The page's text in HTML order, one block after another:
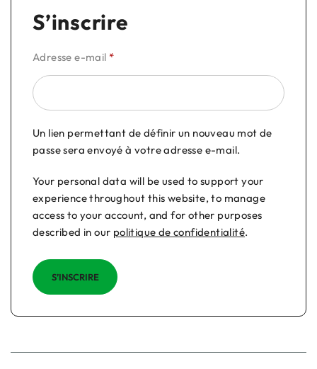
S’inscrire
Adresse e-mail *
Un lien permettant de définir un nouveau mot de
passe sera envoyé à votre adresse e-mail.
Your personal data will be used to support your
experience throughout this website, to manage
access to your account, and for other purposes
described in our politique de confidentialité.
S’INSCRIRE